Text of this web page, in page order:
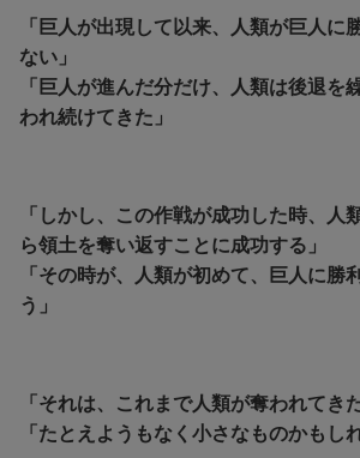
「巨人が出現して以来、人類が巨人に
ない」
「巨人が進んだ分だけ、人類は後退を
われ続けてきた」
「しかし、この作戦が成功した時、人
ら領土を奪い返すことに成功する」
「その時が、人類が初めて、巨人に勝
う」
「それは、これまで人類が奪われてき
「たとえようもなく小さなものかもし